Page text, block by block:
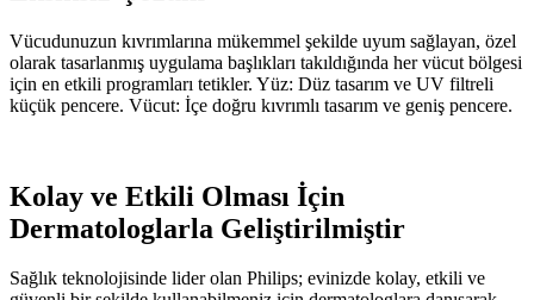
Vücudunuzun kıvrımlarına mükemmel şekilde uyum sağlayan, özel
olarak tasarlanmış uygulama başlıkları takıldığında her vücut bölgesi
için en etkili programları tetikler. Yüz: Düz tasarım ve UV filtreli
küçük pencere. Vücut: İçe doğru kıvrımlı tasarım ve geniş pencere.
Kolay ve Etkili Olması İçin
Dermatologlarla Geliştirilmiştir
Sağlık teknolojisinde lider olan Philips; evinizde kolay, etkili ve